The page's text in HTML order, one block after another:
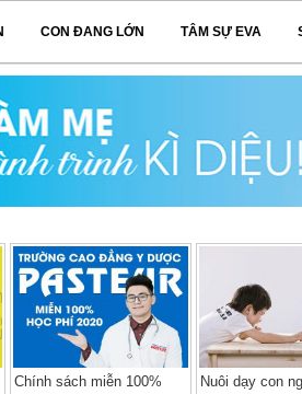
CON ĐANG LỚN TÂM SỰ EVA
Chính sách miễn 100%
Nuôi dạy con